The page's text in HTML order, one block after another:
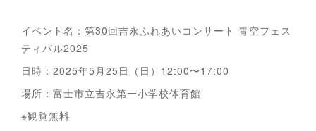
イベント名：第30回吉永ふれあいコンサート 青空フェス
ティバル2025
日時：2025年5月25日（日）12:00〜17:00
場所：富士市立吉永第一小学校体育館
※観覧無料